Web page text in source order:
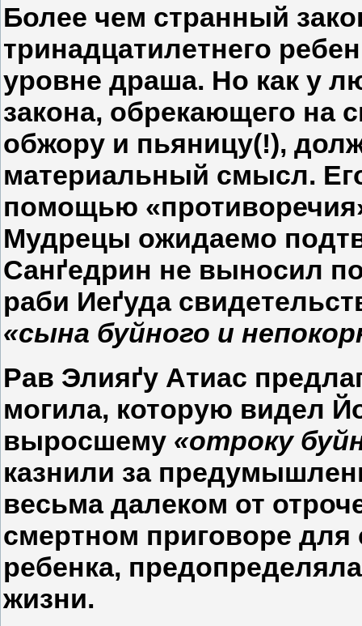
Более чем странный
тринадцатилетнего
уровне драша. Но как у
закона, обрекающего на
обжору и пьяницу(!),
материальный смысл.
помощью
Мудрецы ожидаемо
Санґедрин не выносил
раби Иеґуда
«сына буйного и
Рав Элияґу Атиас
могила, которую видел
выросшему «отроку
казнили за
весьма далеком от
смертном приговоре для
ребенка,
жизни.